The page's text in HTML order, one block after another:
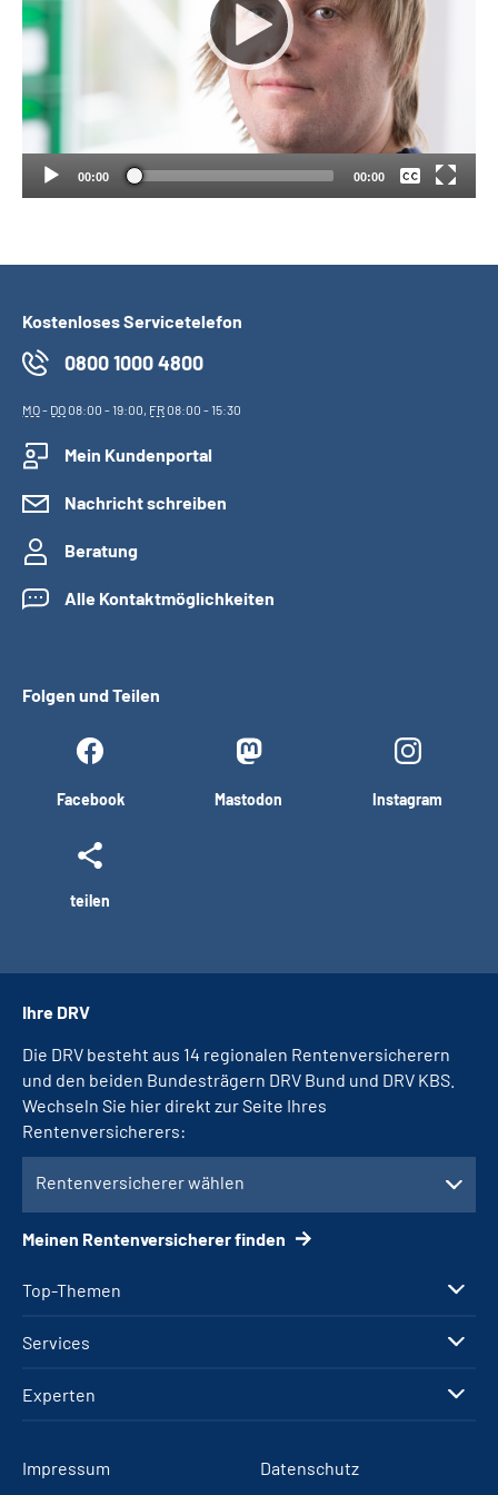
Language
Inhalte in Gebärdensprache (DGS)
Mein Kundenportal
00:00 00:00
Keine
Deutsch
Kostenloses Servicetelefon
0800 1000 4800
MO- DO08:00 - 19:00, FR08:00 - 15:30
Mein Kundenportal
Nachricht schreiben
Beratung
Alle Kontaktmöglichkeiten
Folgen und Teilen
Facebook Mastodon Instagram
teilen
Top-Themen
Services
Experten
Ihre DRV
Die DRV besteht aus 14 regionalen Rentenversicherern
und den beiden Bundesträgern DRV Bund und DRV KBS.
Wechseln Sie hier direkt zur Seite Ihres
Rentenversicherers:
Rentenversicherer wählen
Meinen Rentenversicherer finden
Impressum
Datenschutz